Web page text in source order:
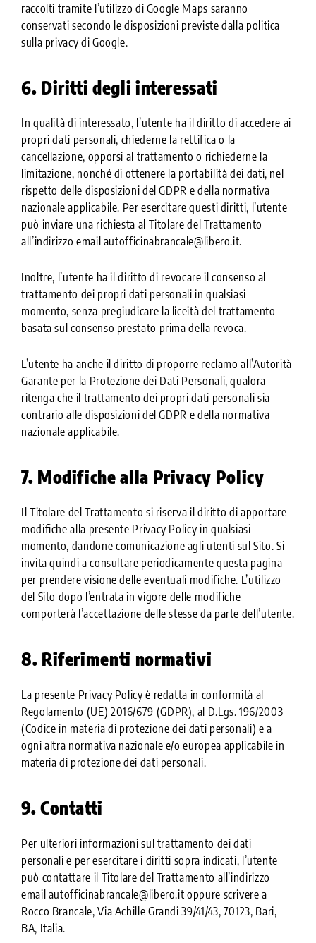
raccolti tramite l’utilizzo di Google Maps saranno
conservati secondo le disposizioni previste dalla politica
sulla privacy di Google.
6. Diritti degli interessati
In qualità di interessato, l’utente ha il diritto di accedere ai
propri dati personali, chiederne la rettifica o la
cancellazione, opporsi al trattamento o richiederne la
limitazione, nonché di ottenere la portabilità dei dati, nel
rispetto delle disposizioni del GDPR e della normativa
nazionale applicabile. Per esercitare questi diritti, l’utente
può inviare una richiesta al Titolare del Trattamento
all’indirizzo email autofficinabrancale@libero.it.
Inoltre, l’utente ha il diritto di revocare il consenso al
trattamento dei propri dati personali in qualsiasi
momento, senza pregiudicare la liceità del trattamento
basata sul consenso prestato prima della revoca.
L’utente ha anche il diritto di proporre reclamo all’Autorità
Garante per la Protezione dei Dati Personali, qualora
ritenga che il trattamento dei propri dati personali sia
contrario alle disposizioni del GDPR e della normativa
nazionale applicabile.
7. Modifiche alla Privacy Policy
Il Titolare del Trattamento si riserva il diritto di apportare
modifiche alla presente Privacy Policy in qualsiasi
momento, dandone comunicazione agli utenti sul Sito. Si
invita quindi a consultare periodicamente questa pagina
per prendere visione delle eventuali modifiche. L’utilizzo
del Sito dopo l’entrata in vigore delle modifiche
comporterà l’accettazione delle stesse da parte dell’utente.
8. Riferimenti normativi
La presente Privacy Policy è redatta in conformità al
Regolamento (UE) 2016/679 (GDPR), al D.Lgs. 196/2003
(Codice in materia di protezione dei dati personali) e a
ogni altra normativa nazionale e/o europea applicabile in
materia di protezione dei dati personali.
9. Contatti
Per ulteriori informazioni sul trattamento dei dati
personali e per esercitare i diritti sopra indicati, l’utente
può contattare il Titolare del Trattamento all’indirizzo
email autofficinabrancale@libero.it oppure scrivere a
Rocco Brancale, Via Achille Grandi 39/41/43, 70123, Bari,
BA, Italia.